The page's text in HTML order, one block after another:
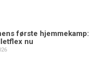
første hjemmekamp:
nu